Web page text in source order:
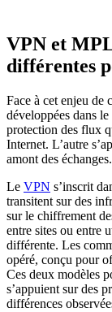
VPN et
différentes
Face à cet enjeu de
développées dans le
protection des flux
Internet. L’autre
amont des échanges.
Le VPN s’inscrit
transitent sur des
sur le chiffrement
entre sites ou entre
différente. Les
opéré, conçu pour
Ces deux modèles
s’appuient sur des
différences